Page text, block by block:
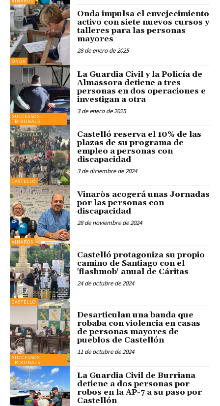
ONDA
Onda impulsa el envejecimiento
activo con siete nuevos cursos y
talleres para las personas
mayores
28 de enero de 2025
SUCCESSOS -
TRIBUNALS
La Guardia Civil y la Policía de
Almassora detiene a tres
personas en dos operaciones e
investigan a otra
3 de enero de 2025
CASTELLÓ
Castelló reserva el 10% de las
plazas de su programa de
empleo a personas con
discapacidad
3 de diciembre de 2024
VINARÒS
Vinaròs acogerá unas Jornadas
por las personas con
discapacidad
28 de noviembre de 2024
CASTELLÓ
Castelló protagoniza su propio
camino de Santiago con el
'flashmob' anual de Cáritas
24 de octubre de 2024
SUCCESSOS -
TRIBUNALS
Desarticulan una banda que
robaba con violencia en casas
de personas mayores de
pueblos de Castellón
11 de octubre de 2024
La Guardia Civil de Burriana
detiene a dos personas por
robos en la AP-7 a su paso por
Castellón